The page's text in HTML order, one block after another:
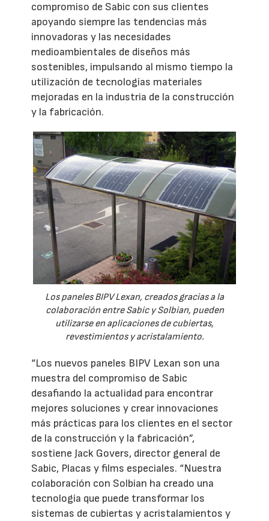
compromiso de Sabic con sus clientes
apoyando siempre las tendencias más
innovadoras y las necesidades
medioambientales de diseños más
sostenibles, impulsando al mismo tiempo la
utilización de tecnologías materiales
mejoradas en la industria de la construcción
y la fabricación.
Los paneles BIPV Lexan, creados gracias a la
colaboración entre Sabic y Solbian, pueden
utilizarse en aplicaciones de cubiertas,
revestimientos y acristalamiento.
“Los nuevos paneles BIPV Lexan son una
muestra del compromiso de Sabic
desafiando la actualidad para encontrar
mejores soluciones y crear innovaciones
más prácticas para los clientes en el sector
de la construcción y la fabricación”,
sostiene Jack Govers, director general de
Sabic, Placas y films especiales. “Nuestra
colaboración con Solbian ha creado una
tecnología que puede transformar los
sistemas de cubiertas y acristalamientos y